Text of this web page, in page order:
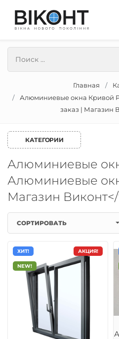
Главная
Алюминиевые окна Кривой
заказ | Магазин
КАТЕГОРИИ
Алюминиевые
Алюминиевые
Магазин
СОРТИРОВАТЬ
АКЦИЯ!
ХИТ!
NEW!